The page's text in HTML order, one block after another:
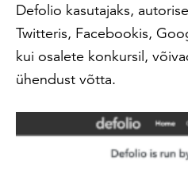
Defolio kasutajaks,
Twitteris, Facebookis,
kui osalete konkursil,
ühendust võtta.